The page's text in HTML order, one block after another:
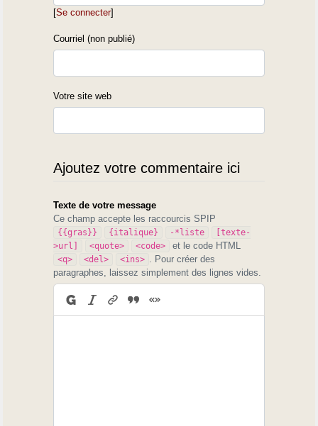
[Se connecter]
Courriel (non publié)
Votre site web
Ajoutez votre commentaire ici
Texte de votre message
Ce champ accepte les raccourcis SPIP
{{gras}} {italique} -*liste
[texte-
>url]
<quote> <code> et le code HTML
<q> <del> <ins> . Pour créer des
paragraphes, laissez simplement des lignes vides.